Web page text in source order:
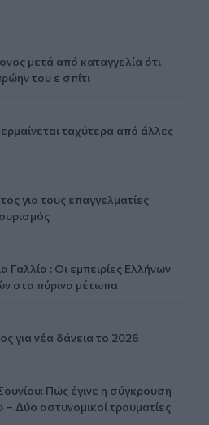
μετά από καταγγελία ότι
του ε σπίτι
ταχύτερα από άλλες
για τους επαγγελματίες
Γαλλία : Οι εμπειρίες Ελλήνων
στα πύρινα μέτωπα
για νέα δάνεια το 2026
Πώς έγινε η σύγκρουση
Δύο αστυνομικοί τραυματίες